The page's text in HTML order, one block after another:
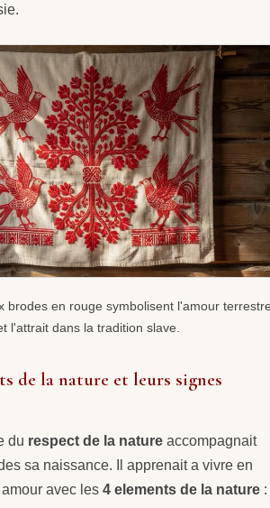
brodes en rouge symbolisent l'amour
l'attrait dans la tradition slave.
de la nature et leurs signes
du respect de la nature accompagnait
sa naissance. Il apprenait a vivre en
avec les 4 elements de la nature :